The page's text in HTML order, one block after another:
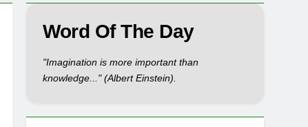
Word Of The Day
"Imagination is more important than
knowledge..." (Albert Einstein).